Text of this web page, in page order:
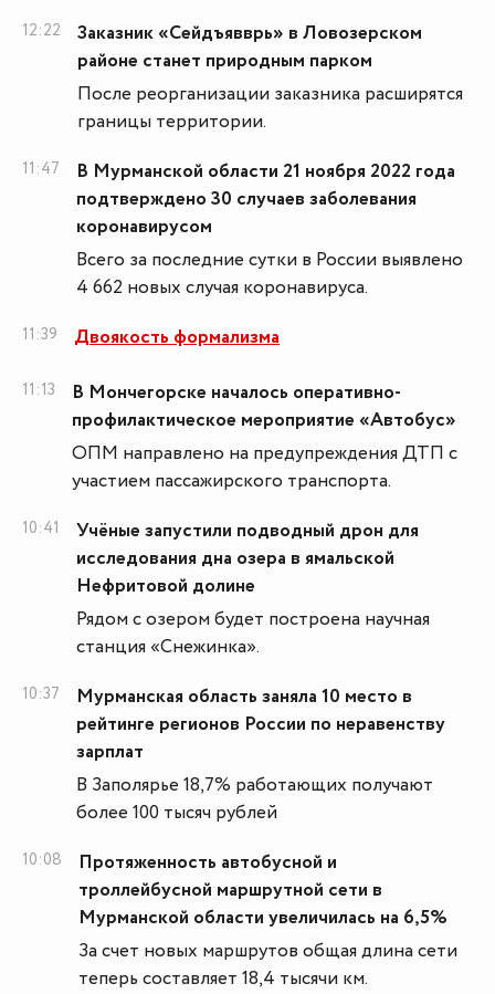
12:22
Заказник «Сейдъявврь» в Ловозерском
районе станет природным парком
После реорганизации заказника расширятся
границы территории.
11:47
В Мурманской области 21 ноября 2022 года
подтверждено 30 случаев заболевания
коронавирусом
Всего за последние сутки в России выявлено
4 662 новых случая коронавируса.
11:39 Двоякость формализма
11:13
В Мончегорске началось оперативно-
профилактическое мероприятие «Автобус»
ОПМ направлено на предупреждения ДТП с
участием пассажирского транспорта.
10:41
Учёные запустили подводный дрон для
исследования дна озера в ямальской
Нефритовой долине
Рядом с озером будет построена научная
станция «Снежинка».
10:37
Мурманская область заняла 10 место в
рейтинге регионов России по неравенству
зарплат
В Заполярье 18,7% работающих получают
более 100 тысяч рублей
10:08
Протяженность автобусной и
троллейбусной маршрутной сети в
Мурманской области увеличилась на 6,5%
За счет новых маршрутов общая длина сети
теперь составляет 18,4 тысячи км.